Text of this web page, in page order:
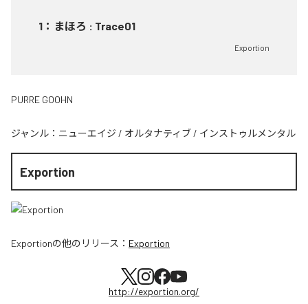
1 ： まほろ : Trace01
Exportion
PURRE GOOHN
ジャンル： ニューエイジ / オルタナティブ / インストゥルメンタル
Exportion
Exportionの他のリリース： Exportion
http://exportion.org/